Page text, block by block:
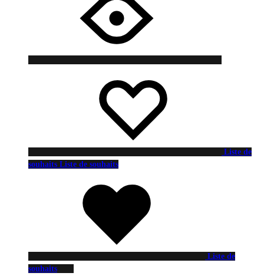
Liste de
souhaits Liste de souhaits
Liste de
souhaits